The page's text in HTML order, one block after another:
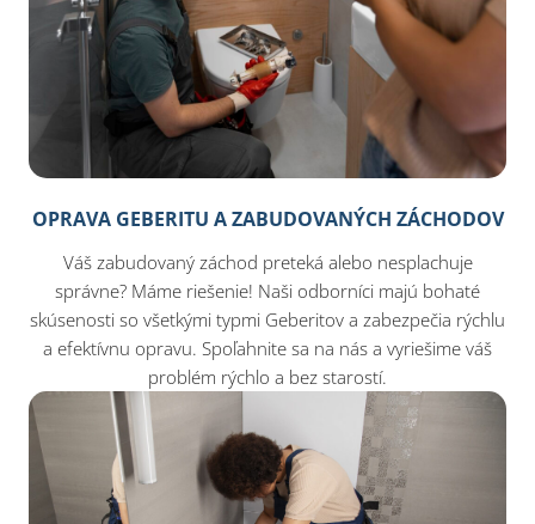
OPRAVA GEBERITU A ZABUDOVANÝCH ZÁCHODOV
Váš zabudovaný záchod preteká alebo nesplachuje
správne? Máme riešenie! Naši odborníci majú bohaté
skúsenosti so všetkými typmi Geberitov a zabezpečia rýchlu
a efektívnu opravu. Spoľahnite sa na nás a vyriešime váš
problém rýchlo a bez starostí.